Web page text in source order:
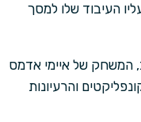
העיבוד שלו למסך
המשחק של איימי אדמס
והרעיונות